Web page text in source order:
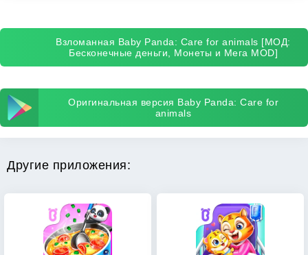
Взломанная Baby Panda: Care for animals [МОД:
Бесконечные деньги, Монеты и Мега MOD]
Оригинальная версия Baby Panda: Care for
animals
Другие приложения: